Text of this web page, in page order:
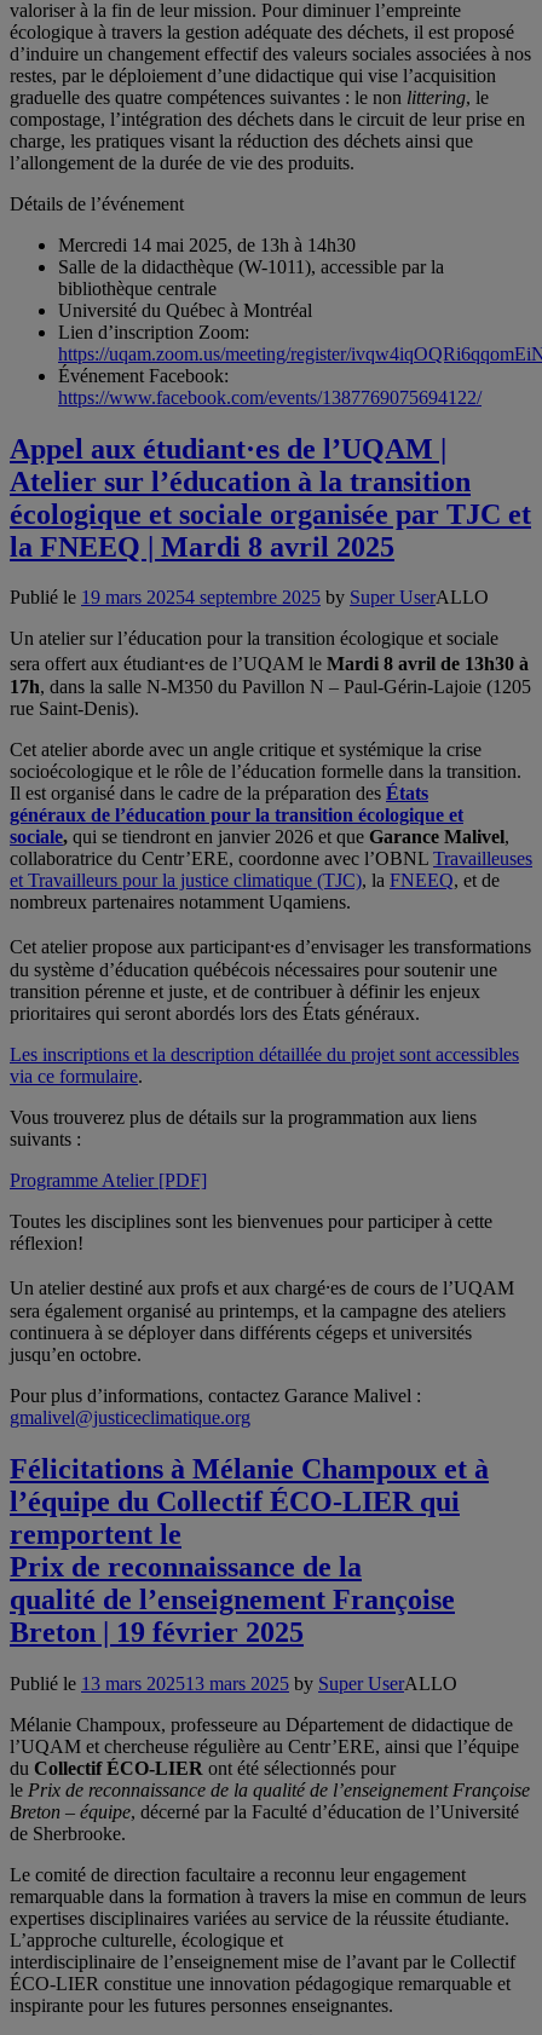
valoriser à la fin de leur mission. Pour diminuer l’empreinte
écologique à travers la gestion adéquate des déchets, il est proposé
d’induire un changement effectif des valeurs sociales associées à nos
restes, par le déploiement d’une didactique qui vise l’acquisition
graduelle des quatre compétences suivantes : le non littering, le
compostage, l’intégration des déchets dans le circuit de leur prise en
charge, les pratiques visant la réduction des déchets ainsi que
l’allongement de la durée de vie des produits.
Détails de l’événement
Mercredi 14 mai 2025, de 13h à 14h30
Salle de la didacthèque (W-1011), accessible par la
bibliothèque centrale
Université du Québec à Montréal
Lien d’inscription Zoom:
https://uqam.zoom.us/meeting/register/
Événement Facebook:
https://www.facebook.com/events/1387769075694122/
Appel aux étudiant·es de l’UQAM |
Atelier sur l’éducation à la transition
écologique et sociale organisée par TJC et
la FNEEQ | Mardi 8 avril 2025
Publié le 19 mars 20254 septembre 2025 by Super UserALLO
Un atelier sur l’éducation pour la transition écologique et sociale
sera offert aux étudiant⸱es de l’UQAM le Mardi 8 avril de 13h30 à
17h, dans la salle N-M350 du Pavillon N – Paul-Gérin-Lajoie (1205
rue Saint-Denis).
Cet atelier aborde avec un angle critique et systémique la crise
socioécologique et le rôle de l’éducation formelle dans la transition.
Il est organisé dans le cadre de la préparation des États
généraux de l’éducation pour la transition écologique et
sociale, qui se tiendront en janvier 2026 et que Garance Malivel,
collaboratrice du Centr’ERE, coordonne avec l’OBNL Travailleuses
et Travailleurs pour la justice climatique (TJC), la FNEEQ, et de
nombreux partenaires notamment Uqamiens.
Cet atelier propose aux participant⸱es d’envisager les transformations
du système d’éducation québécois nécessaires pour soutenir une
transition pérenne et juste, et de contribuer à définir les enjeux
prioritaires qui seront abordés lors des États généraux.
Les inscriptions et la description détaillée du projet sont accessibles
via ce formulaire.
Vous trouverez plus de détails sur la programmation aux liens
suivants :
Programme Atelier [PDF]
Toutes les disciplines sont les bienvenues pour participer à cette
réflexion!
Un atelier destiné aux profs et aux chargé⸱es de cours de l’UQAM
sera également organisé au printemps, et la campagne des ateliers
continuera à se déployer dans différents cégeps et universités
jusqu’en octobre.
Pour plus d’informations, contactez Garance Malivel :
gmalivel@justiceclimatique.org
Félicitations à Mélanie Champoux et à
l’équipe du Collectif ÉCO-LIER qui
remportent le
Prix de reconnaissance de la
qualité de l’enseignement Françoise
Breton | 19 février 2025
Publié le 13 mars 202513 mars 2025 by Super UserALLO
Mélanie Champoux, professeure au Département de didactique de
l’UQAM et chercheuse régulière au Centr’ERE, ainsi que l’équipe
du Collectif ÉCO-LIER ont été sélectionnés pour
le Prix de reconnaissance de la qualité de l’enseignement Françoise
Breton – équipe, décerné par la Faculté d’éducation de l’Université
de Sherbrooke.
Le comité de direction facultaire a reconnu leur engagement
remarquable dans la formation à travers la mise en commun de leurs
expertises disciplinaires variées au service de la réussite étudiante.
L’approche culturelle, écologique et
interdisciplinaire de l’enseignement mise de l’avant par le Collectif
ÉCO-LIER constitue une innovation pédagogique remarquable et
inspirante pour les futures personnes enseignantes.